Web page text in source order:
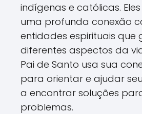
indígenas e católicas.
uma profunda conexão
entidades espirituais que
diferentes aspectos da
Pai de Santo usa sua
para orientar e ajudar
a encontrar soluções
problemas.